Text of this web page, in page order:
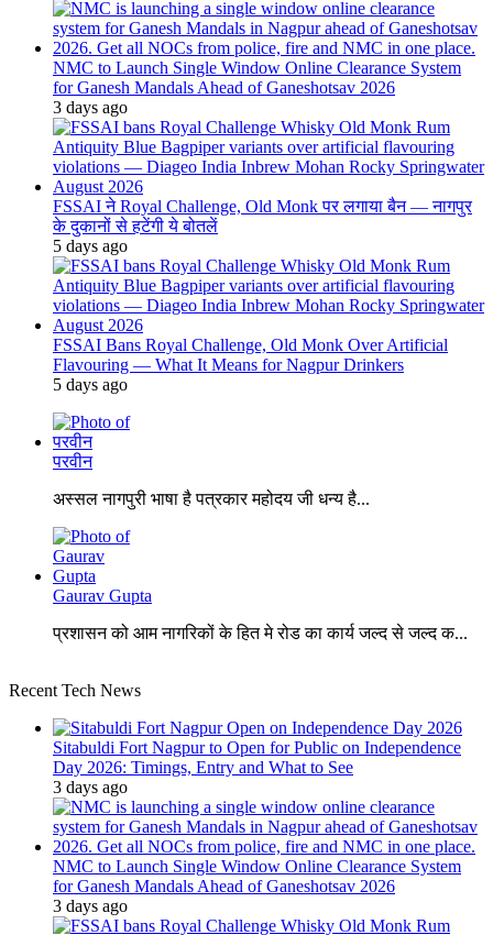
NMC to Launch Single Window Online Clearance System
for Ganesh Mandals Ahead of Ganeshotsav 2026
3 days ago
FSSAI ने Royal Challenge, Old Monk पर लगाया बैन — नागपुर
के दुकानों से हटेंगी ये बोतलें
5 days ago
FSSAI Bans Royal Challenge, Old Monk Over Artificial
Flavouring — What It Means for Nagpur Drinkers
5 days ago
परवीन
अस्सल नागपुरी भाषा है पत्रकार महोदय जी धन्य है...
Gaurav Gupta
प्रशासन को आम नागरिकों के हित मे रोड का कार्य जल्द से जल्द क...
Recent Tech News
Sitabuldi Fort Nagpur to Open for Public on Independence
Day 2026: Timings, Entry and What to See
3 days ago
NMC to Launch Single Window Online Clearance System
for Ganesh Mandals Ahead of Ganeshotsav 2026
3 days ago